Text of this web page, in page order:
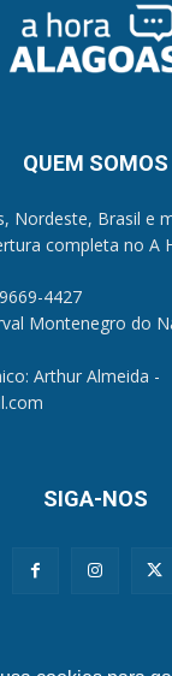
QUEM SOMOS
Nordeste, Brasil e
completa no A
4427
Montenegro do
Arthur Almeida -
SIGA-NOS